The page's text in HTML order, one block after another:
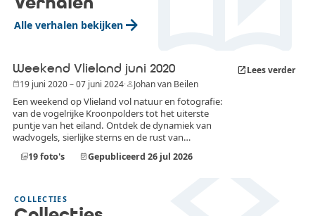
Verhalen
Alle verhalen bekijken arrow_forward
Weekend Vlieland juni 2020
date_range19 juni 2020 – 07 juni 2024· personJohan van Beilen
Een weekend op Vlieland vol natuur en fotografie:
van de vogelrijke Kroonpolders tot het uiterste
puntje van het eiland. Ontdek de dynamiek van
wadvogels, sierlijke sterns en de rust van
natuurliefhebbers en fotografen, waar elke hoek
open_in_newLees verder
photo_library19foto's event_availableGepubliceerd 26 jul 2026
COLLECTIES